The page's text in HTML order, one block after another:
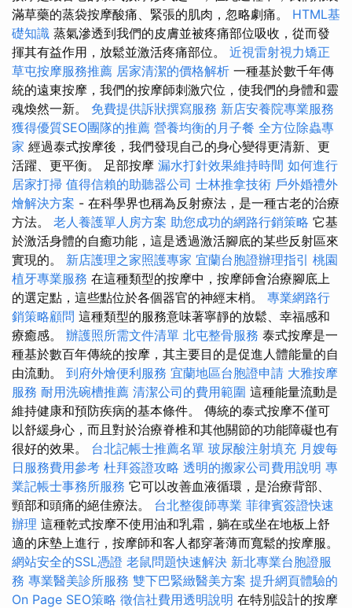
滿草藥的蒸袋按摩酸痛、緊張的肌肉，忽略劇痛。 HTML基
礎知識 蒸氣滲透到我們的皮膚並被疼痛部位吸收，從而發
揮其有益作用，放鬆並激活疼痛部位。 近視雷射視力矯正
草屯按摩服務推薦 居家清潔的價格解析 一種基於數千年傳
統的遠東按摩，我們的按摩師刺激穴位，使我們的身體和靈
魂煥然一新。 免費提供訴狀撰寫服務 新店安養院專業服務
獲得優質SEO團隊的推薦 營養均衡的月子餐 全方位除蟲專
家 經過泰式按摩後，我們發現自己的身心變得更清新、更
活躍、更平衡。 足部按摩 漏水打針效果維持時間 如何進行
居家打掃 值得信賴的助聽器公司 士林推拿技術 戶外婚禮外
燴解決方案 - 在科學界也稱為反射療法，是一種古老的治療
方法。 老人養護單人房方案 助您成功的網路行銷策略 它基
於激活身體的自癒功能，這是透過激活腳底的某些反射區來
實現的。 新店護理之家照護專家 宜蘭台胞證辦理指引 桃園
植牙專業服務 在這種類型的按摩中，按摩師會治療腳底上
的選定點，這些點位於各個器官的神經末梢。 專業網路行
銷策略顧問 這種類型的服務意味著寧靜的放鬆、幸福感和
療癒感。 辦護照所需文件清單 北屯整骨服務 泰式按摩是一
種基於數百年傳統的按摩，其主要目的是促進人體能量的自
由流動。 到府外燴便利服務 宜蘭地區台胞證申請 大雅按摩
服務 耐用洗碗槽推薦 清潔公司的費用範圍 這種能量流動是
維持健康和預防疾病的基本條件。 傳統的泰式按摩不僅可
以舒緩身心，而且對於治療脊椎和其他關節的功能障礙也有
很好的效果。 台北記帳士推薦名單 玻尿酸注射填充 月嫂每
日服務費用參考 杜拜簽證攻略 透明的搬家公司費用說明 專
業記帳士事務所服務 它可以改善血液循環，是治療背部、
頸部和頭痛的絕佳療法。 台北整復師專業 菲律賓簽證快速
辦理 這種乾式按摩不使用油和乳霜，躺在或坐在地板上舒
適的床墊上進行，按摩師和客人都穿著薄而寬鬆的按摩服。
網站安全的SSL憑證 老鼠問題快速解決 新北專業台胞證服
務 專業醫美診所服務 雙下巴緊緻醫美方案 提升網頁體驗的
On Page SEO策略 徵信社費用透明說明 在特別設計的按摩